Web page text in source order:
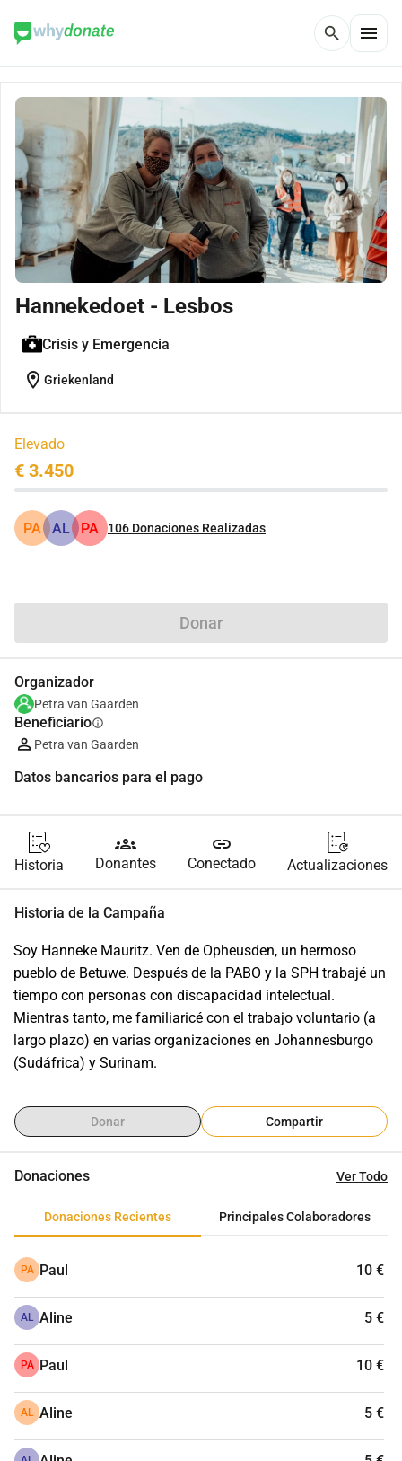
search menu
Hannekedoet - Lesbos
Crisis y Emergencia
location_on Griekenland
Elevado
€ 3.450
PA AL PA 106 Donaciones Realizadas
Donar
Organizador
Petra van Gaarden
Beneficiarioinfo
Petra van Gaarden
Datos bancarios para el pago
Historia
groups
Donantes
link
Conectado Actualizaciones
Historia de la Campaña
Soy Hanneke Mauritz. Ven de Opheusden, un hermoso
pueblo de Betuwe. Después de la PABO y la SPH trabajé un
tiempo con personas con discapacidad intelectual.
Mientras tanto, me familiaricé con el trabajo voluntario (a
largo plazo) en varias organizaciones en Johannesburgo
(Sudáfrica) y Surinam.
Donar Compartir
Donaciones Ver Todo
Donaciones Recientes Principales Colaboradores
PA Paul 10 €
AL Aline 5 €
PA Paul 10 €
AL Aline 5 €